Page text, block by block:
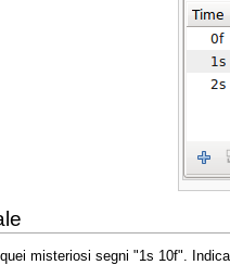
misteriosi segni "1s 10f".